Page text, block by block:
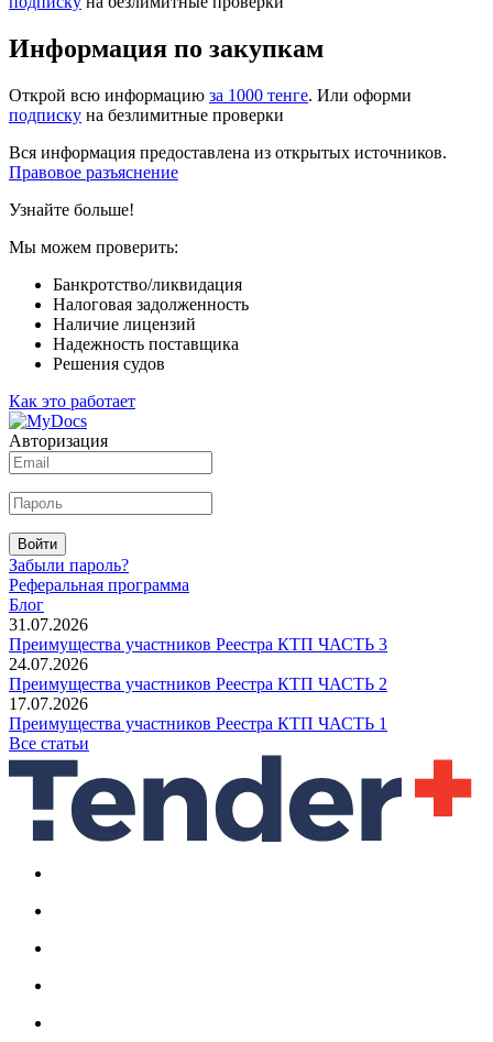
Информация по закупкам
Открой всю информацию за 1000 тенге. Или оформи
подписку на безлимитные проверки
Вся информация предоставлена из открытых источников.
Правовое разъяснение
Узнайте больше!
Мы можем проверить:
Банкротство/ликвидация
Налоговая задолженность
Наличие лицензий
Надежность поставщика
Решения судов
Как это работает
Авторизация
Войти
Забыли пароль?
Реферальная программа
Блог
31.07.2026
Преимущества участников Реестра КТП ЧАСТЬ 3
24.07.2026
Преимущества участников Реестра КТП ЧАСТЬ 2
17.07.2026
Преимущества участников Реестра КТП ЧАСТЬ 1
Все статьи